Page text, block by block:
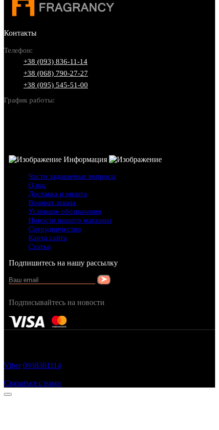
Контакты
Телефон:
+38 (093) 836-11-14
+38 (068) 790-27-27
+38 (095) 545-51-00
График работы:
Информация
Часто задаваемые вопросы
О нас
Доставка и оплата
Возврат заказа
Условные обозначения
Новости нашего магазина
Сотрудничество
Карта сайта
Статьи
Подпишитесь на нашу рассылку
Подписывайтесь на новости
Viber 0938361114
Связаться с нами